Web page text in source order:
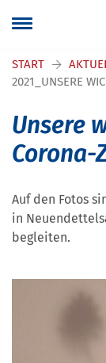
START
2021_UNSERE
Unsere
Corona-
Auf den Fotos
in
begleiten.